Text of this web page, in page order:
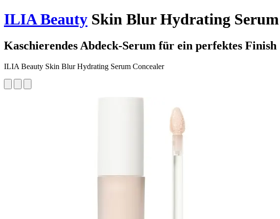
ILIA Beauty Skin Blur Hydrating Serum
Kaschierendes Abdeck-Serum für ein perfektes Finish
ILIA Beauty Skin Blur Hydrating Serum Concealer